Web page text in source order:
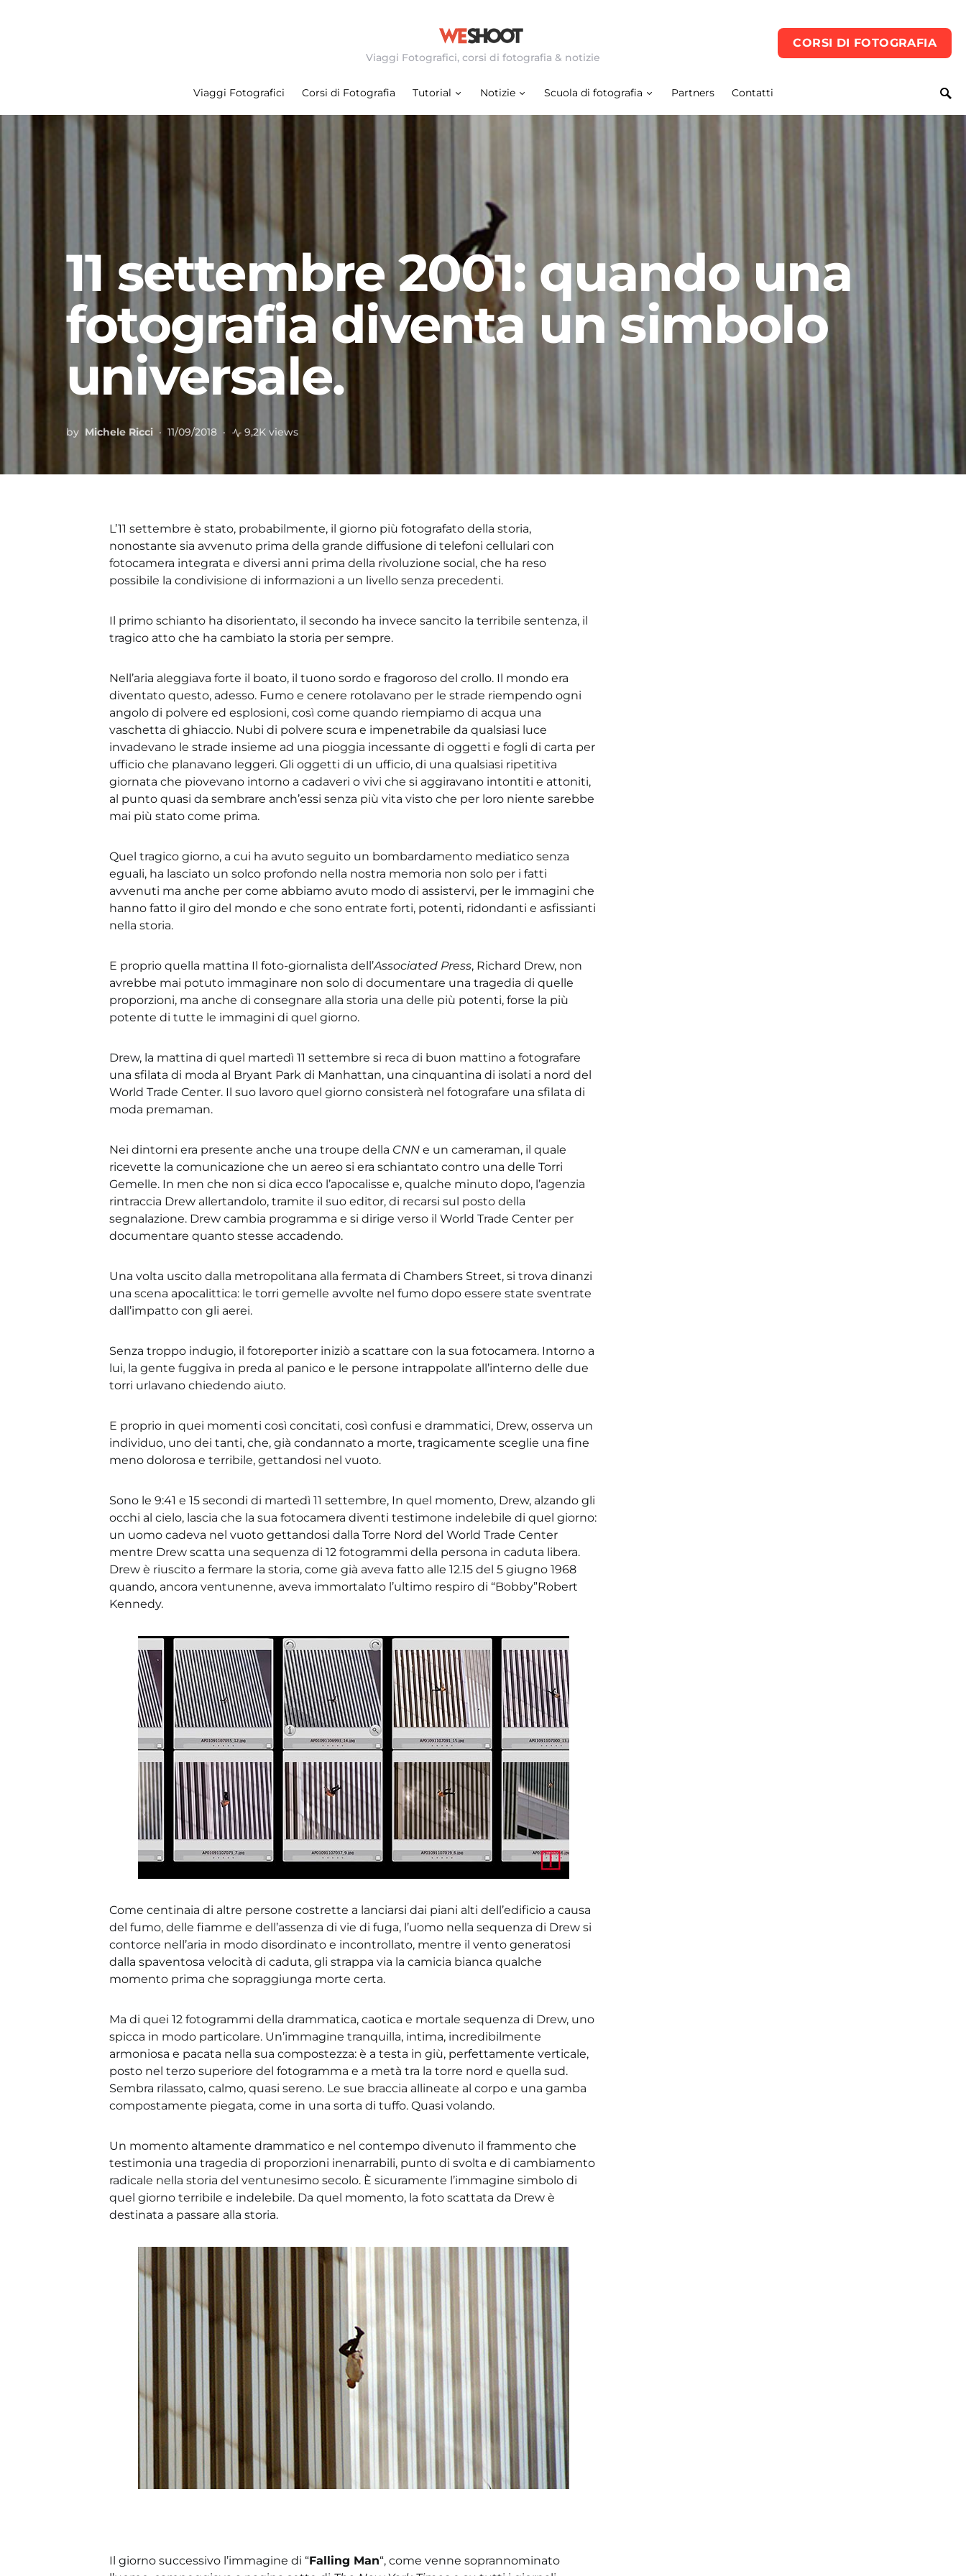
Viaggi Fotografici, corsi di fotografia & notizie
CORSI DI FOTOGRAFIA
Viaggi Fotografici Corsi di Fotografia Tutorial Notizie Scuola di fotografia Partners Contatti
11 settembre 2001: quando una
fotografia diventa un simbolo
universale.
by Michele Ricci 11/09/2018 9,2K views
L’11 settembre è stato, probabilmente, il giorno più fotografato della storia,
nonostante sia avvenuto prima della grande diffusione di telefoni cellulari con
fotocamera integrata e diversi anni prima della rivoluzione social, che ha reso
possibile la condivisione di informazioni a un livello senza precedenti.
Il primo schianto ha disorientato, il secondo ha invece sancito la terribile sentenza, il
tragico atto che ha cambiato la storia per sempre.
Nell’aria aleggiava forte il boato, il tuono sordo e fragoroso del crollo. Il mondo era
diventato questo, adesso. Fumo e cenere rotolavano per le strade riempendo ogni
angolo di polvere ed esplosioni, così come quando riempiamo di acqua una
vaschetta di ghiaccio. Nubi di polvere scura e impenetrabile da qualsiasi luce
invadevano le strade insieme ad una pioggia incessante di oggetti e fogli di carta per
ufficio che planavano leggeri. Gli oggetti di un ufficio, di una qualsiasi ripetitiva
giornata che piovevano intorno a cadaveri o vivi che si aggiravano intontiti e attoniti,
al punto quasi da sembrare anch’essi senza più vita visto che per loro niente sarebbe
mai più stato come prima.
Quel tragico giorno, a cui ha avuto seguito un bombardamento mediatico senza
eguali, ha lasciato un solco profondo nella nostra memoria non solo per i fatti
avvenuti ma anche per come abbiamo avuto modo di assistervi, per le immagini che
hanno fatto il giro del mondo e che sono entrate forti, potenti, ridondanti e asfissianti
nella storia.
E proprio quella mattina Il foto-giornalista dell’Associated Press, Richard Drew, non
avrebbe mai potuto immaginare non solo di documentare una tragedia di quelle
proporzioni, ma anche di consegnare alla storia una delle più potenti, forse la più
potente di tutte le immagini di quel giorno.
Drew, la mattina di quel martedì 11 settembre si reca di buon mattino a fotografare
una sfilata di moda al Bryant Park di Manhattan, una cinquantina di isolati a nord del
World Trade Center. Il suo lavoro quel giorno consisterà nel fotografare una sfilata di
moda premaman.
Nei dintorni era presente anche una troupe della CNN e un cameraman, il quale
ricevette la comunicazione che un aereo si era schiantato contro una delle Torri
Gemelle. In men che non si dica ecco l’apocalisse e, qualche minuto dopo, l’agenzia
rintraccia Drew allertandolo, tramite il suo editor, di recarsi sul posto della
segnalazione. Drew cambia programma e si dirige verso il World Trade Center per
documentare quanto stesse accadendo.
Una volta uscito dalla metropolitana alla fermata di Chambers Street, si trova dinanzi
una scena apocalittica: le torri gemelle avvolte nel fumo dopo essere state sventrate
dall’impatto con gli aerei.
Senza troppo indugio, il fotoreporter iniziò a scattare con la sua fotocamera. Intorno a
lui, la gente fuggiva in preda al panico e le persone intrappolate all’interno delle due
torri urlavano chiedendo aiuto.
E proprio in quei momenti così concitati, così confusi e drammatici, Drew, osserva un
individuo, uno dei tanti, che, già condannato a morte, tragicamente sceglie una fine
meno dolorosa e terribile, gettandosi nel vuoto.
Sono le 9:41 e 15 secondi di martedì 11 settembre, In quel momento, Drew, alzando gli
occhi al cielo, lascia che la sua fotocamera diventi testimone indelebile di quel giorno:
un uomo cadeva nel vuoto gettandosi dalla Torre Nord del World Trade Center
mentre Drew scatta una sequenza di 12 fotogrammi della persona in caduta libera.
Drew è riuscito a fermare la storia, come già aveva fatto alle 12.15 del 5 giugno 1968
quando, ancora ventunenne, aveva immortalato l’ultimo respiro di “Bobby”Robert
Kennedy.
Come centinaia di altre persone costrette a lanciarsi dai piani alti dell’edificio a causa
del fumo, delle fiamme e dell’assenza di vie di fuga, l’uomo nella sequenza di Drew si
contorce nell’aria in modo disordinato e incontrollato, mentre il vento generatosi
dalla spaventosa velocità di caduta, gli strappa via la camicia bianca qualche
momento prima che sopraggiunga morte certa.
Ma di quei 12 fotogrammi della drammatica, caotica e mortale sequenza di Drew, uno
spicca in modo particolare. Un’immagine tranquilla, intima, incredibilmente
armoniosa e pacata nella sua compostezza: è a testa in giù, perfettamente verticale,
posto nel terzo superiore del fotogramma e a metà tra la torre nord e quella sud.
Sembra rilassato, calmo, quasi sereno. Le sue braccia allineate al corpo e una gamba
compostamente piegata, come in una sorta di tuffo. Quasi volando.
Un momento altamente drammatico e nel contempo divenuto il frammento che
testimonia una tragedia di proporzioni inenarrabili, punto di svolta e di cambiamento
radicale nella storia del ventunesimo secolo. È sicuramente l’immagine simbolo di
quel giorno terribile e indelebile. Da quel momento, la foto scattata da Drew è
destinata a passare alla storia.
Il giorno successivo l’immagine di “Falling Man“, come venne soprannominato